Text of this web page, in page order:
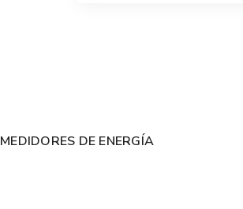
MEDIDORES DE ENERGÍA